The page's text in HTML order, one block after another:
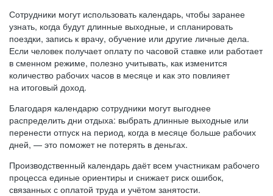
Сотрудники могут использовать календарь, чтобы заранее
узнать, когда будут длинные выходные, и спланировать
поездки, запись к врачу, обучение или другие личные дела.
Если человек получает оплату по часовой ставке или работает
в сменном режиме, полезно учитывать, как изменится
количество рабочих часов в месяце и как это повлияет
на итоговый доход.
Благодаря календарю сотрудники могут выгоднее
распределить дни отдыха: выбрать длинные выходные или
перенести отпуск на период, когда в месяце больше рабочих
дней, — это поможет не потерять в деньгах.
Производственный календарь даёт всем участникам рабочего
процесса единые ориентиры и снижает риск ошибок,
связанных с оплатой труда и учётом занятости.